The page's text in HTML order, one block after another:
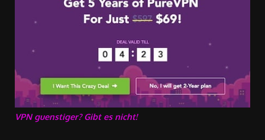
VPN guenstiger? Gibt es nicht!